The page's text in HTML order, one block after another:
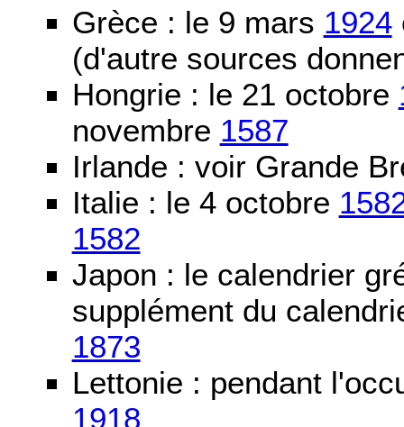
Grèce : le 9 mars 1924
(d'autre sources
Hongrie : le 21 octobre
novembre 1587
Irlande : voir Grande
Italie : le 4 octobre
1582
Japon : le calendrier
supplément du
1873
Lettonie : pendant
1918